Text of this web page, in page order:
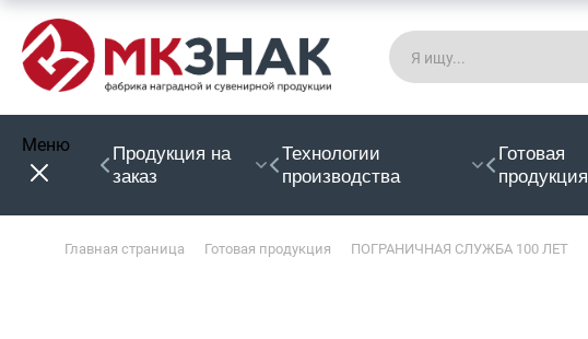
Меню
Продукция на
заказ
Технологии
производства
Готовая
продукция
Главная страница Готовая продукция ПОГРАНИЧНАЯ СЛУЖБА 100 ЛЕТ